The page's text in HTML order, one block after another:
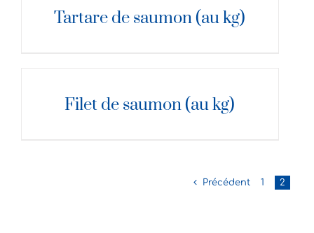
Tartare de saumon (au kg)
Filet de saumon (au kg)
Précédent 1 2